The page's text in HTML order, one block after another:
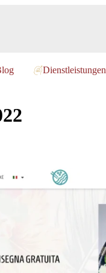
Dienstleistungen